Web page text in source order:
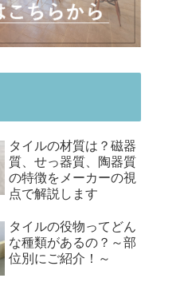
タイルの材質は？磁器
質、せっ器質、陶器質
の特徴をメーカーの視
点で解説します
タイルの役物ってどん
な種類があるの？～部
位別にご紹介！～